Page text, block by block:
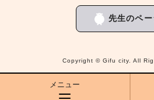
メニュー
先生のペー
Copyright © Gifu city. All